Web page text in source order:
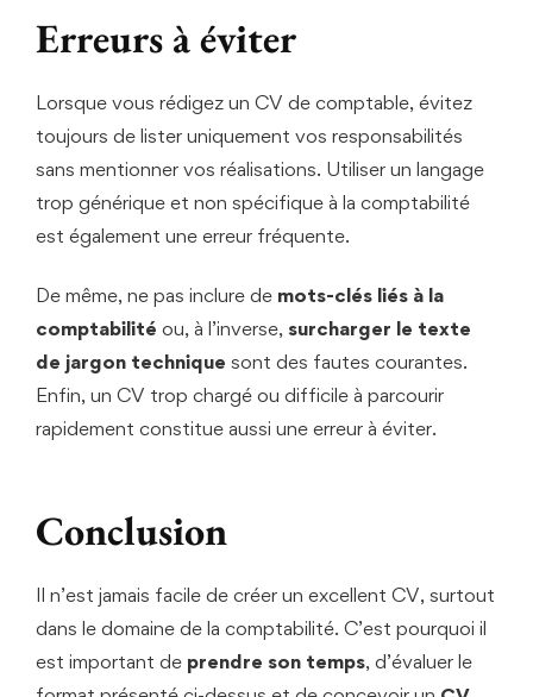
Erreurs à éviter
Lorsque vous rédigez un CV de comptable, évitez
toujours de lister uniquement vos responsabilités
sans mentionner vos réalisations. Utiliser un langage
trop générique et non spécifique à la comptabilité
est également une erreur fréquente.
De même, ne pas inclure de mots-clés liés à la
comptabilité ou, à l’inverse, surcharger le texte
de jargon technique sont des fautes courantes.
Enfin, un CV trop chargé ou difficile à parcourir
rapidement constitue aussi une erreur à éviter.
Conclusion
Il n’est jamais facile de créer un excellent CV, surtout
dans le domaine de la comptabilité. C’est pourquoi il
est important de prendre son temps, d’évaluer le